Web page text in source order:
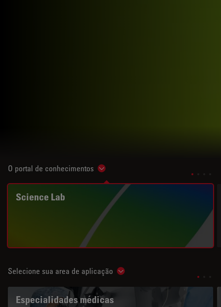
O portal de conhecimentos Show subnavigation
Science Lab
Selecione sua area de aplicação Show subnavigation
Especialidades médicas